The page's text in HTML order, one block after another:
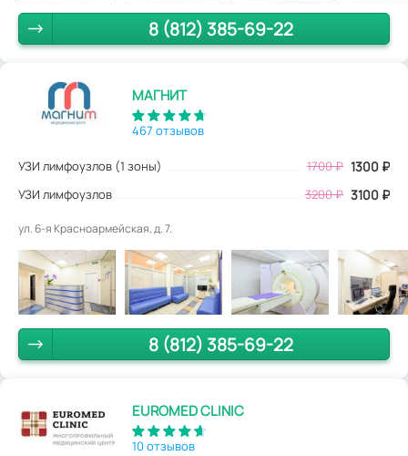
8 (812) 385-69-22
МАГНИТ
467 отзывов
УЗИ лимфоузлов (1 зоны) 1700₽ 1300 ₽
УЗИ лимфоузлов 3200 ₽ 3100 ₽
ул. 6-я Красноармейская, д. 7.
8 (812) 385-69-22
EUROMED CLINIC
10 отзывов